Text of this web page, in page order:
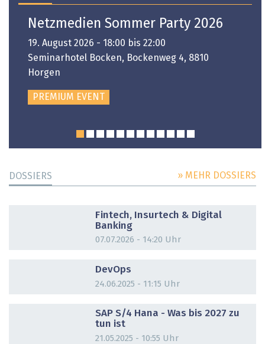
Netzmedien Sommer Party 2026
19. August 2026 - 18:00 bis 22:00
Seminarhotel Bocken, Bockenweg 4, 8810
Horgen
PREMIUM EVENT
DOSSIERS » MEHR DOSSIERS
Fintech, Insurtech & Digital
Banking
07.07.2026 - 14:20 Uhr
DevOps
24.06.2025 - 11:15 Uhr
SAP S/4 Hana - Was bis 2027 zu
tun ist
21.05.2025 - 10:55 Uhr